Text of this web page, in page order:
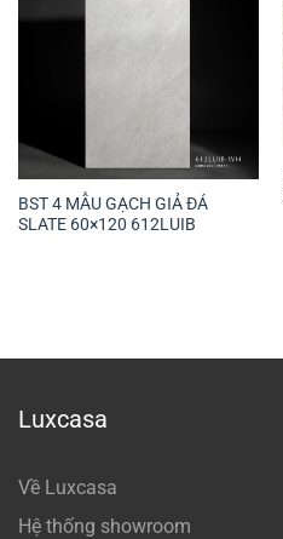
BST 4 MẪU GẠCH GIẢ ĐÁ
SLATE 60×120 612LUIB
Luxcasa
Về Luxcasa
Hệ thống showroom